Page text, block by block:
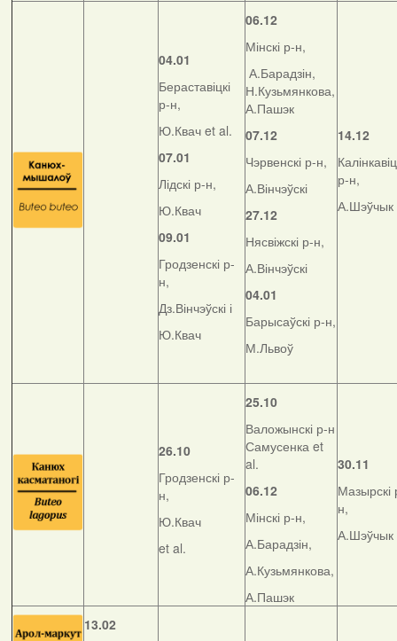
04.01
Бераставіцкі
р-н,
Ю.Квач et al.
07.01
Лідскі р-н,
Ю.Квач
09.01
Гродзенскі р-
н,
Дз.Вінчэўскі і
Ю.Квач
06.12
Мінскі р-н,
А.Барадзін,
Н.Кузьмянкова,
А.Пашэк
07.12
Чэрвенскі р-н,
А.Вінчэўскі
27.12
Нясвіжскі р-н,
А.Вінчэўскі
04.01
Барысаўскі р-н,
М.Львоў
14.12
р-н,
А.Шэўчык
26.10
Гродзенскі р-
н,
Ю.Квач
et al.
25.10
Валожынскі р-н
Самусенка et
al.
06.12
Мінскі р-н,
А.Барадзін,
А.Кузьмянкова,
А.Пашэк
30.11
Мазырскі
н,
А.Шэўчык
13.02